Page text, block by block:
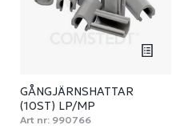
GÅNGJÄRNSHATTAR
(10ST) LP/MP
Art nr: 990766